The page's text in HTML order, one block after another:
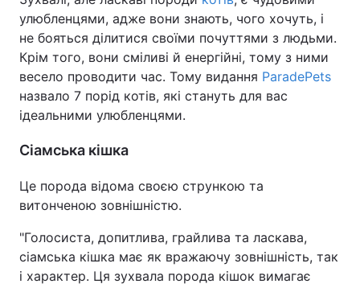
улюбленцями, адже вони знають, чого хочуть, і
не бояться ділитися своїми почуттями з людьми.
Крім того, вони сміливі й енергійні, тому з ними
весело проводити час. Тому видання ParadePets
назвало 7 порід котів, які стануть для вас
ідеальними улюбленцями.
Сіамська кішка
Це порода відома своєю стрункою та
витонченою зовнішністю.
"Голосиста, допитлива, грайлива та ласкава,
сіамська кішка має як вражаючу зовнішність, так
і характер. Ця зухвала порода кішок вимагає